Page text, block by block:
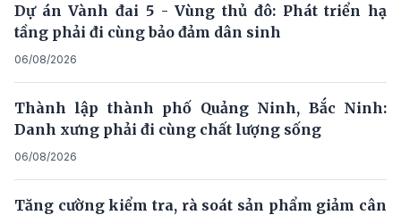
Dự án Vành đai 5 - Vùng thủ đô: Phát triển hạ
tầng phải đi cùng bảo đảm dân sinh
06/08/2026
Thành lập thành phố Quảng Ninh, Bắc Ninh:
Danh xưng phải đi cùng chất lượng sống
06/08/2026
Tăng cường kiểm tra, rà soát sản phẩm giảm cân